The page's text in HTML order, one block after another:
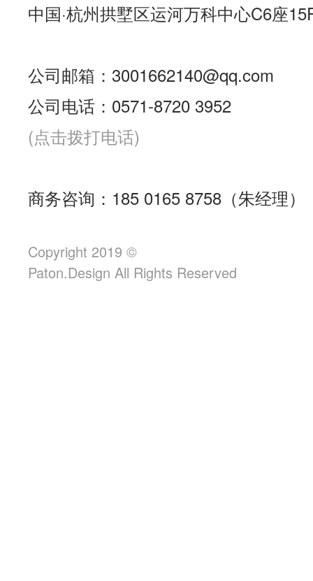
中国·杭州拱墅区运河万科中心C6座
公司邮箱：3001662140@qq.com
公司电话：0571-8720 3952
(点击拨打电话)
商务咨询：185 0165 8758（朱经理）
Copyright 2019 ©
Paton.Design All Rights Reserved